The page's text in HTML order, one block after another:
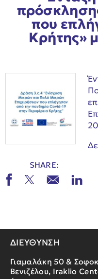
που
Κρήτης»
SHARE:
ΔΙΕΥΘΥΝΣΗ
Γιαμαλάκη 50 &
Βενιζέλου, Iraklio